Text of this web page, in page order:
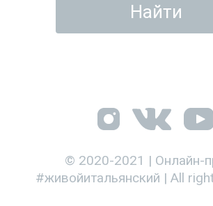
© 2020-2021 | Онлайн-
#живойитальянский | All